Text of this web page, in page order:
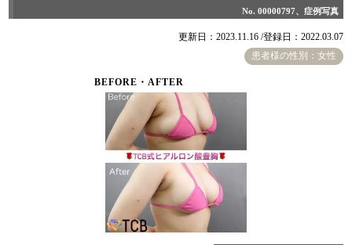
No. 00000797、症例写真
患者様の性別：女性
更新日：2023.11.16 /登録日：2022.03.07
BEFORE・AFTER